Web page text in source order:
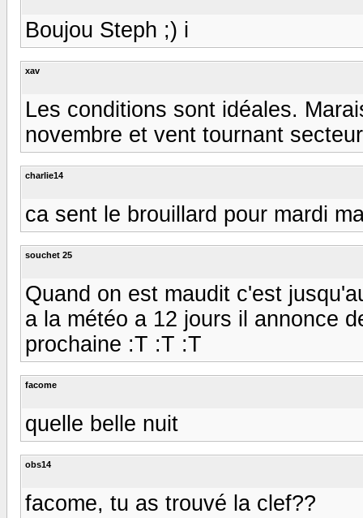
Boujou Steph ;) i
xav
Les conditions sont idéales.
novembre et vent tournant
charlie14
ca sent le brouillard pour mardi
souchet 25
Quand on est maudit c'est
a la météo a 12 jours il annonce
prochaine :T :T :T
facome
quelle belle nuit
obs14
facome, tu as trouvé la clef??